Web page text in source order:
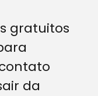
gratuitos
da